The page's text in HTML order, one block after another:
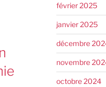
février 2025
janvier 2025
décembre
novembre
octobre 2024